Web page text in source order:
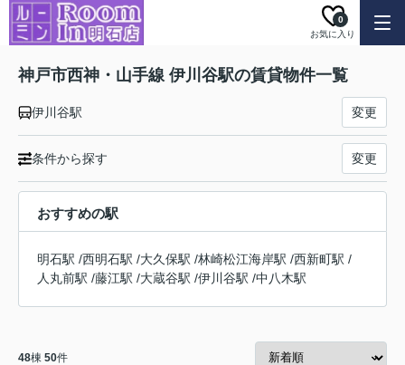
お気に入り
0
神戸市西神・山手線 伊川谷駅の賃貸物件一覧
伊川谷駅 変更
条件から探す 変更
おすすめの駅
明石駅 /西明石駅 /大久保駅 /林崎松江海岸駅 /西新町駅 /
人丸前駅 /藤江駅 /大蔵谷駅 /伊川谷駅 /中八木駅
48棟 50件